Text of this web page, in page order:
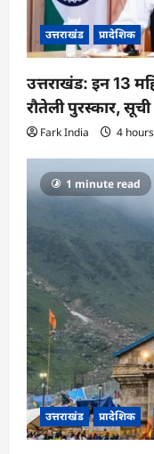
उत्तराखंड प्रादेशिक
उत्तराखंड: इन 13
रौतेली पुरस्कार, सूची
Fark India 4
1 minute read
उत्तराखंड प्रादेशिक